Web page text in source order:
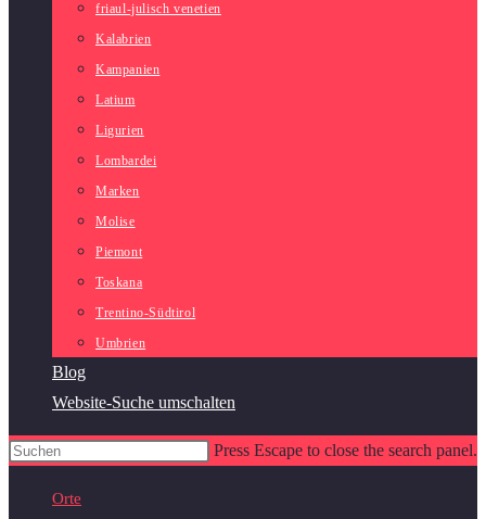
friaul-julisch venetien
Kalabrien
Kampanien
Latium
Ligurien
Lombardei
Marken
Molise
Piemont
Toskana
Trentino-Südtirol
Umbrien
Blog
Website-Suche umschalten
Press Escape to close the search panel.
Orte